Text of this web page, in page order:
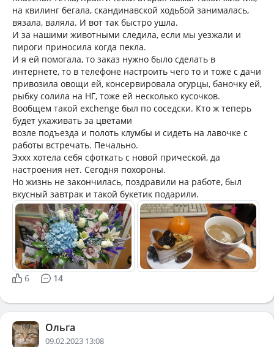
на квилинг бегала, скандинавской ходьбой занималась,
вязала, валяла. И вот так быстро ушла.
И за нашими животными следила, если мы уезжали и
пироги приносила когда пекла.
И я ей помогала, то заказ нужно было сделать в
интернете, то в телефоне настроить чего то и тоже с дачи
привозила овощи ей, консервировала огурцы, баночку ей,
рыбку солила на НГ, тоже ей несколько кусочков.
Вообщем такой exchenge был по соседски. Кто ж теперь
будет ухаживать за цветами
возле подъезда и полоть клумбы и сидеть на лавочке с
работы встречать. Печально.
Эххх хотела себя сфоткать с новой прической, да
настроения нет. Сегодня похороны.
Но жизнь не закончилась, поздравили на работе, был
вкусный завтрак и такой букетик подарили.
6 14
Ольга
09.02.2023 13:08